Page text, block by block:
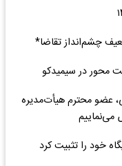
چشم‌انداز تقاضا*
محور در سیمیدکو
عضو محترم هیأت‌مدیره
می‌نماییم